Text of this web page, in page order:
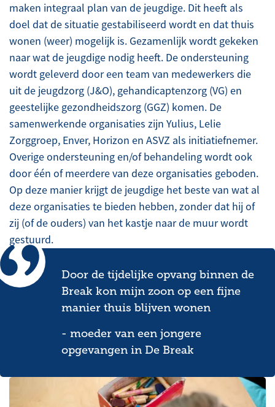
maken integraal plan van de jeugdige. Dit heeft als
doel dat de situatie gestabiliseerd wordt en dat thuis
wonen (weer) mogelijk is. Gezamenlijk wordt gekeken
naar wat de jeugdige nodig heeft. De ondersteuning
wordt geleverd door een team van medewerkers die
uit de jeugdzorg (J&O), gehandicaptenzorg (VG) en
geestelijke gezondheidszorg (GGZ) komen. De
samenwerkende organisaties zijn Yulius, Lelie
Zorggroep, Enver, Horizon en ASVZ als initiatiefnemer.
Overige ondersteuning en/of behandeling wordt ook
door één of meerdere van deze organisaties geboden.
Op deze manier krijgt de jeugdige het beste van wat al
deze organisaties te bieden hebben, zonder dat hij of
zij (of de ouders) van het kastje naar de muur wordt
gestuurd.
Door de tijdelijke opvang binnen de
Break kon mijn zoon op een fijne
manier thuis blijven wonen
- moeder van een jongere
opgevangen in De Break